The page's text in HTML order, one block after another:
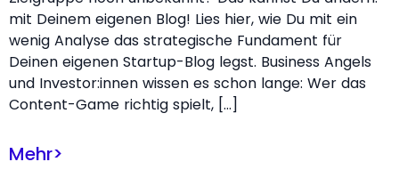
mit Deinem eigenen Blog! Lies hier, wie Du mit ein
wenig Analyse das strategische Fundament für
Deinen eigenen Startup-Blog legst. Business Angels
und Investor:innen wissen es schon lange: Wer das
Content-Game richtig spielt, […]
Mehr>